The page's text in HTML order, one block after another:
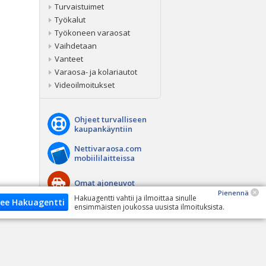
Turvaistuimet
Työkalut
Työkoneen varaosat
Vaihdetaan
Vanteet
Varaosa- ja kolariautot
Videoilmoitukset
Ohjeet turvalliseen
kaupankäyntiin
Nettivaraosa.com
mobiililaitteissa
Omat ajoneuvot
Hakuagentti
Hakuagentti vahtii ja ilmoittaa sinulle
ensimmäisten joukossa uusista ilmoituksista.
Pienennä